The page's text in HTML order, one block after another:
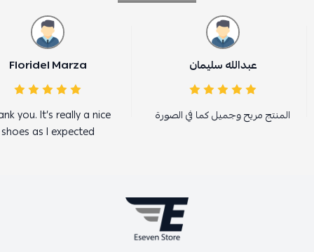
عبدالله سليمان
المنتج مريح وجميل كما في الصورة
Floridel Marza
you. It’s really a nice
shoes as I expected